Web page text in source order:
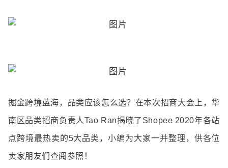
掘金跨境蓝海，品类应该怎么选？在本次招商大会上，华
南区品类招商负责人Tao Ran揭晓了Shopee 2020年各站
点跨境最热卖的5大品类，小编为大家一并整理，供各位
卖家朋友们查阅参照！